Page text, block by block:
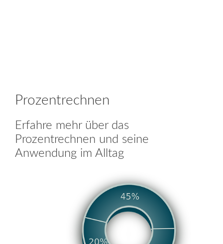
Prozentrechnen
Erfahre mehr über das
Prozentrechnen und seine
Anwendung im Alltag